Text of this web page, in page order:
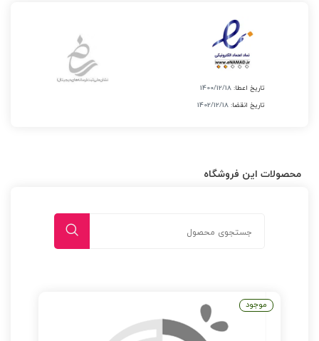
تاریخ اعطا:1400/12/18
تاریخ انقضا:1402/12/18
محصولات این فروشگاه
موجود